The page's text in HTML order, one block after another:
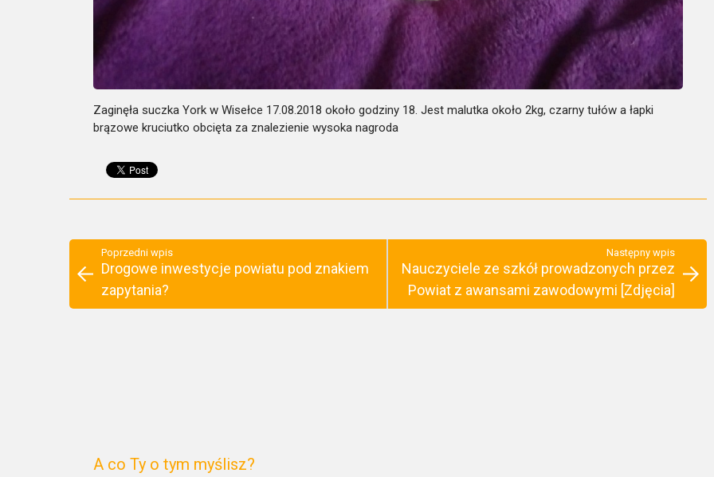
Zaginęła suczka York w Wisełce 17.08.2018 około godziny 18. Jest malutka około 2kg, czarny tułów a łapki
brązowe kruciutko obcięta za znalezienie wysoka nagroda
Poprzedni wpis
Drogowe inwestycje powiatu pod znakiem
zapytania?
Następny wpis
Nauczyciele ze szkół prowadzonych przez
Powiat z awansami zawodowymi [Zdjęcia]
A co Ty o tym myślisz?